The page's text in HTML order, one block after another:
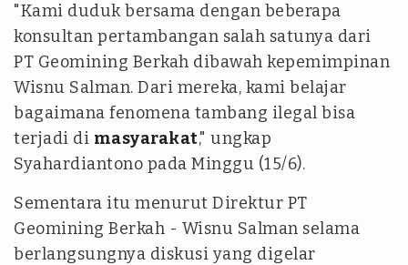
"Kami duduk bersama dengan beberapa
konsultan pertambangan salah satunya dari
PT Geomining Berkah dibawah kepemimpinan
Wisnu Salman. Dari mereka, kami belajar
bagaimana fenomena tambang ilegal bisa
terjadi di masyarakat," ungkap
Syahardiantono pada Minggu (15/6).
Sementara itu menurut Direktur PT
Geomining Berkah - Wisnu Salman selama
berlangsungnya diskusi yang digelar